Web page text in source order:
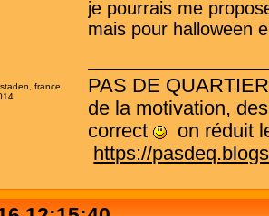
france
je pourrais me
mais pour halloween
PAS DE
de la motivation,
correct
on réduit
https://